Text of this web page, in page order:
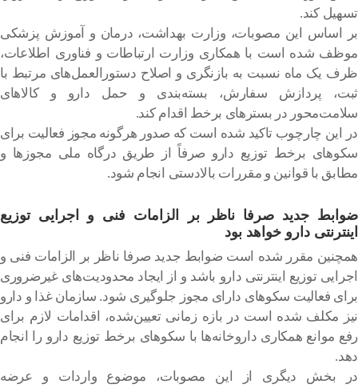
تسهیل کند.
بر اساس این مصوبات، وزارت بهداشت، درمان و آموزش پزشکی
موظف شده است با همکاری وزارت ارتباطات و فناوری اطلاعات،
ظرف یک ماه نسبت به بازنگری و اصلاح دستورالعمل‌های مرتبط با
ثبت، پردازش سفارش، بسته‌بندی و حمل دارو و کالاهای
سلامت‌محور در بسترهای برخط اقدام کند.
در این چارچوب تاکید شده است که صدور هرگونه مجوز فعالیت برای
سکوهای برخط توزیع دارو صرفاً از طریق درگاه ملی مجوزها و
مطابق با قوانین و مقررات بالادستی انجام شود.
ضوابط جدید صرفا ناظر بر الزامات فنی و اجرایی توزیع
اینترنتی دارو خواهد بود
همچنین مقرر شده است ضوابط جدید صرفا ناظر بر الزامات فنی و
اجرایی توزیع اینترنتی دارو باشد و از ایجاد محدودیت‌های غیرضروری
برای فعالیت سکوهای دارای مجوز جلوگیری شود. سازمان غذا و دارو
نیز مکلف شده است در بازه زمانی تعیین‌شده، اقدامات لازم برای
رفع موانع همکاری داروخانه‌ها با سکوهای برخط توزیع دارو را انجام
دهد.
در بخش دیگری از این مصوبات، موضوع واردات و عرضه